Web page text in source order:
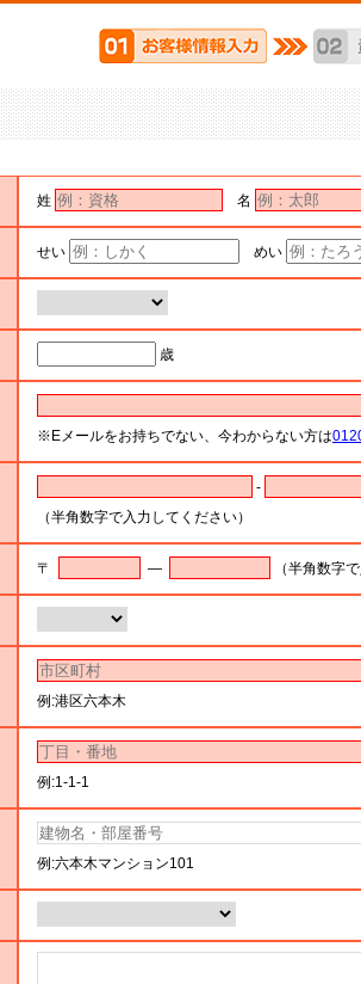
姓 名
せい めい
歳
※Eメールをお持ちでない、今わからない方は
-
（半角数字で入力してください）
〒 ― （半角数字
例:港区六本木
例:1-1-1
例:六本木マンション101